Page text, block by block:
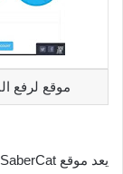
موقع لرفع